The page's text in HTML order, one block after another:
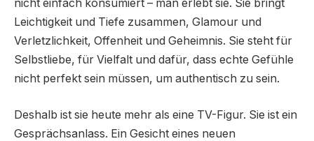
nicht einfach konsumiert – man erlebt sie. Sie bringt
Leichtigkeit und Tiefe zusammen, Glamour und
Verletzlichkeit, Offenheit und Geheimnis. Sie steht für
Selbstliebe, für Vielfalt und dafür, dass echte Gefühle
nicht perfekt sein müssen, um authentisch zu sein.
Deshalb ist sie heute mehr als eine TV-Figur. Sie ist ein
Gesprächsanlass. Ein Gesicht eines neuen